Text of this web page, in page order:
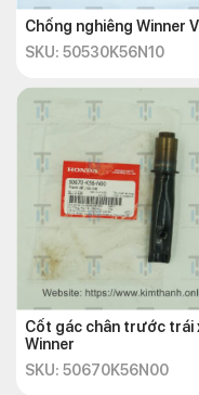
Chống nghiêng Winner
SKU: 50530K56N10
Cốt gác chân trước trái
Winner
SKU: 50670K56N00